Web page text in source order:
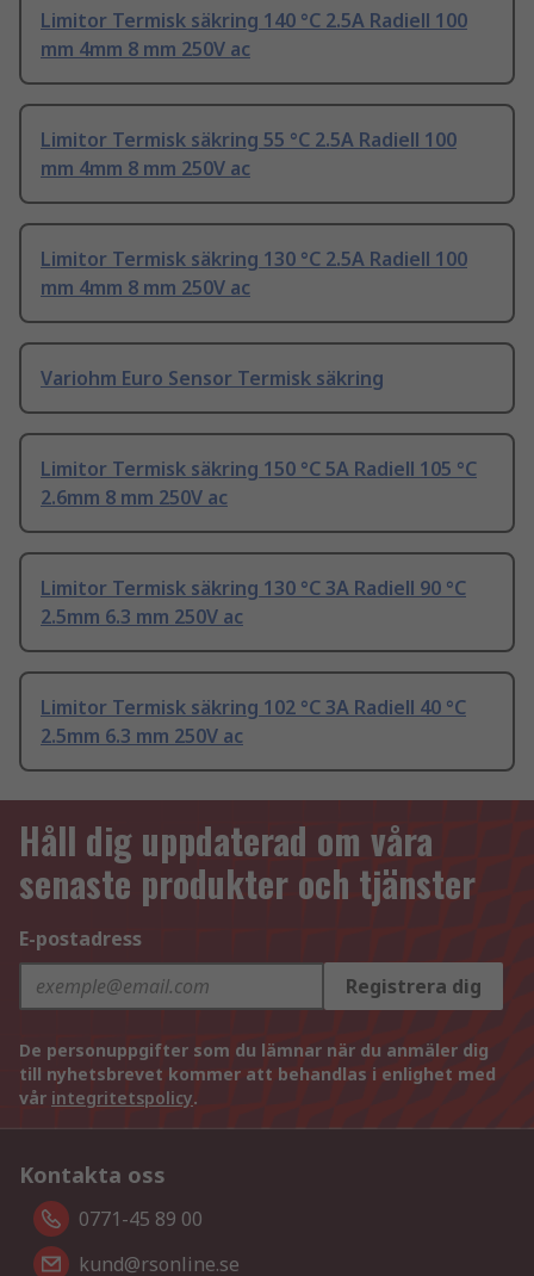
Limitor Termisk säkring 140 °C 2.5A Radiell 100
mm 4mm 8 mm 250V ac
Limitor Termisk säkring 55 °C 2.5A Radiell 100
mm 4mm 8 mm 250V ac
Limitor Termisk säkring 130 °C 2.5A Radiell 100
mm 4mm 8 mm 250V ac
Variohm Euro Sensor Termisk säkring
Limitor Termisk säkring 150 °C 5A Radiell 105 °C
2.6mm 8 mm 250V ac
Limitor Termisk säkring 130 °C 3A Radiell 90 °C
2.5mm 6.3 mm 250V ac
Limitor Termisk säkring 102 °C 3A Radiell 40 °C
2.5mm 6.3 mm 250V ac
Håll dig uppdaterad om våra
senaste produkter och tjänster
E-postadress
Registrera dig
De personuppgifter som du lämnar när du anmäler dig
till nyhetsbrevet kommer att behandlas i enlighet med
vår integritetspolicy.
Kontakta oss
0771-45 89 00
kund@rsonline.se